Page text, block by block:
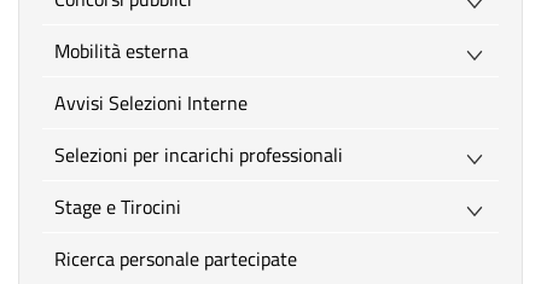
Mobilità esterna
Avvisi Selezioni Interne
Selezioni per incarichi professionali
Stage e Tirocini
Ricerca personale partecipate